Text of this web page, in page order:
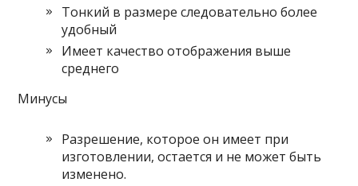
Тонкий в размере следовательно более
удобный
Имеет качество отображения выше
среднего
Минусы
Разрешение, которое он имеет при
изготовлении, остается и не может быть
изменено.